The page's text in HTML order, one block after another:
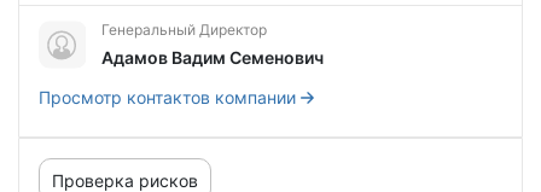
Генеральный Директор
Адамов Вадим Семенович
Просмотр контактов компании
Проверка рисков